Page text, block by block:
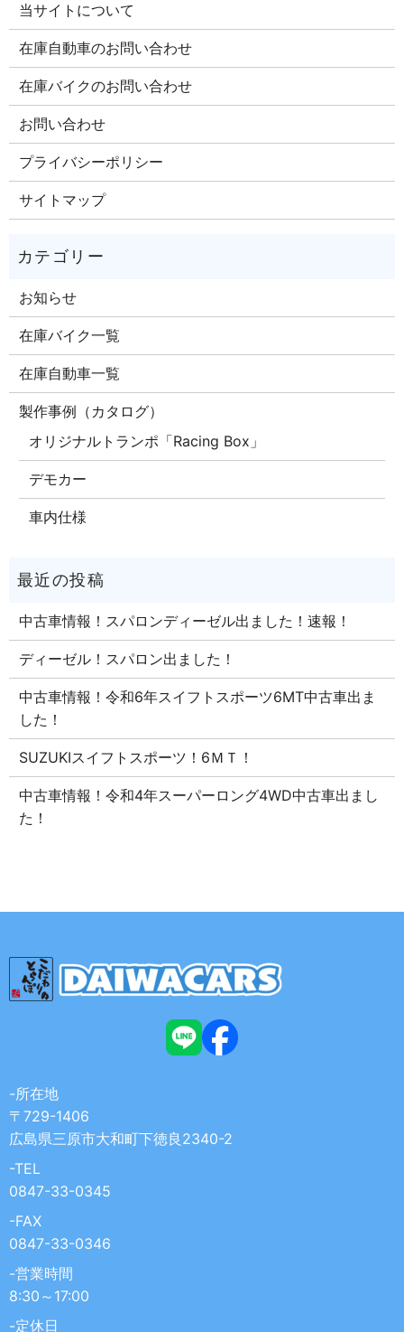
当サイトについて
在庫自動車のお問い合わせ
在庫バイクのお問い合わせ
お問い合わせ
プライバシーポリシー
サイトマップ
お知らせ
在庫バイク一覧
在庫自動車一覧
製作事例（カタログ）
オリジナルトランポ「Racing Box」
デモカー
車内仕様
中古車情報！スパロンディーゼル出ました！速報！
ディーゼル！スパロン出ました！
中古車情報！令和6年スイフトスポーツ6MT中古車出ま
した！
SUZUKIスイフトスポーツ！6ＭＴ！
中古車情報！令和4年スーパーロング4WD中古車出まし
た！
-所在地
〒729-1406
広島県三原市大和町下徳良2340-2
-TEL
0847-33-0345
-FAX
0847-33-0346
-営業時間
8:30～17:00
-定休日